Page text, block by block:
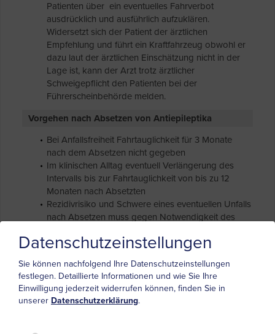
Patienten über ein eventuelles Fahrverbot
ausdrücklich und ausführlich aufzuklären.
Widersetzt sich der Patient der ärztlichen
Empfehlung und führt ein Kraftfahrzeug obwohl er
dazu laut der ärztlichen Einschätzung nicht in der
Lage ist, kann der Arzt trotz ärztlicher
Schweigepflicht den Patienten bei der
Führerscheinbehörde melden.
Vorgehen nach Absetzen von Antiepileptika
Bei Anfallsfreiheit Fahrtauglichkeit für 3 Monate
nach dem Absetzen nicht gegeben
Im klinischen Alltag eventuell Verlängerung des
Intervalls bis zur Fahrtauglichkeit von bis zu 12
Monaten nach Absetzten
Rezidivrisiko und Schwere eines eventuellen Unfalls
nach Absetzen muss gegen Notwendigkeit des
Quellen
Begutachtungsleitlinien zur Kraftfahreignung, Stand
01.06.2022
Datenschutzeinstellungen
Sie können nachfolgend Ihre Datenschutzeinstellungen
festlegen. Detaillierte Informationen und wie Sie Ihre
Einwilligung jederzeit widerrufen können, finden Sie in
unserer Datenschutzerklärung.